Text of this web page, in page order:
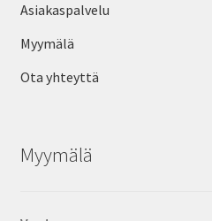
Asiakaspalvelu
Myymälä
Ota yhteyttä
Myymälä